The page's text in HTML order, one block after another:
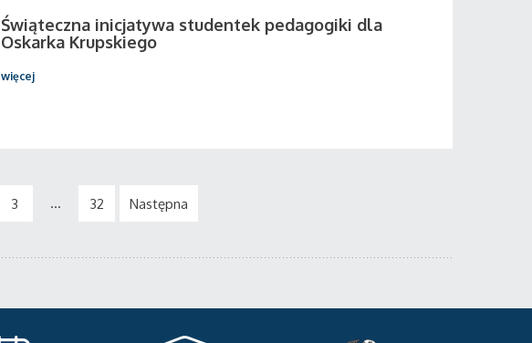
Świąteczna inicjatywa studentek pedagogiki dla
Oskarka Krupskiego
więcej
3 ... 32 Następna